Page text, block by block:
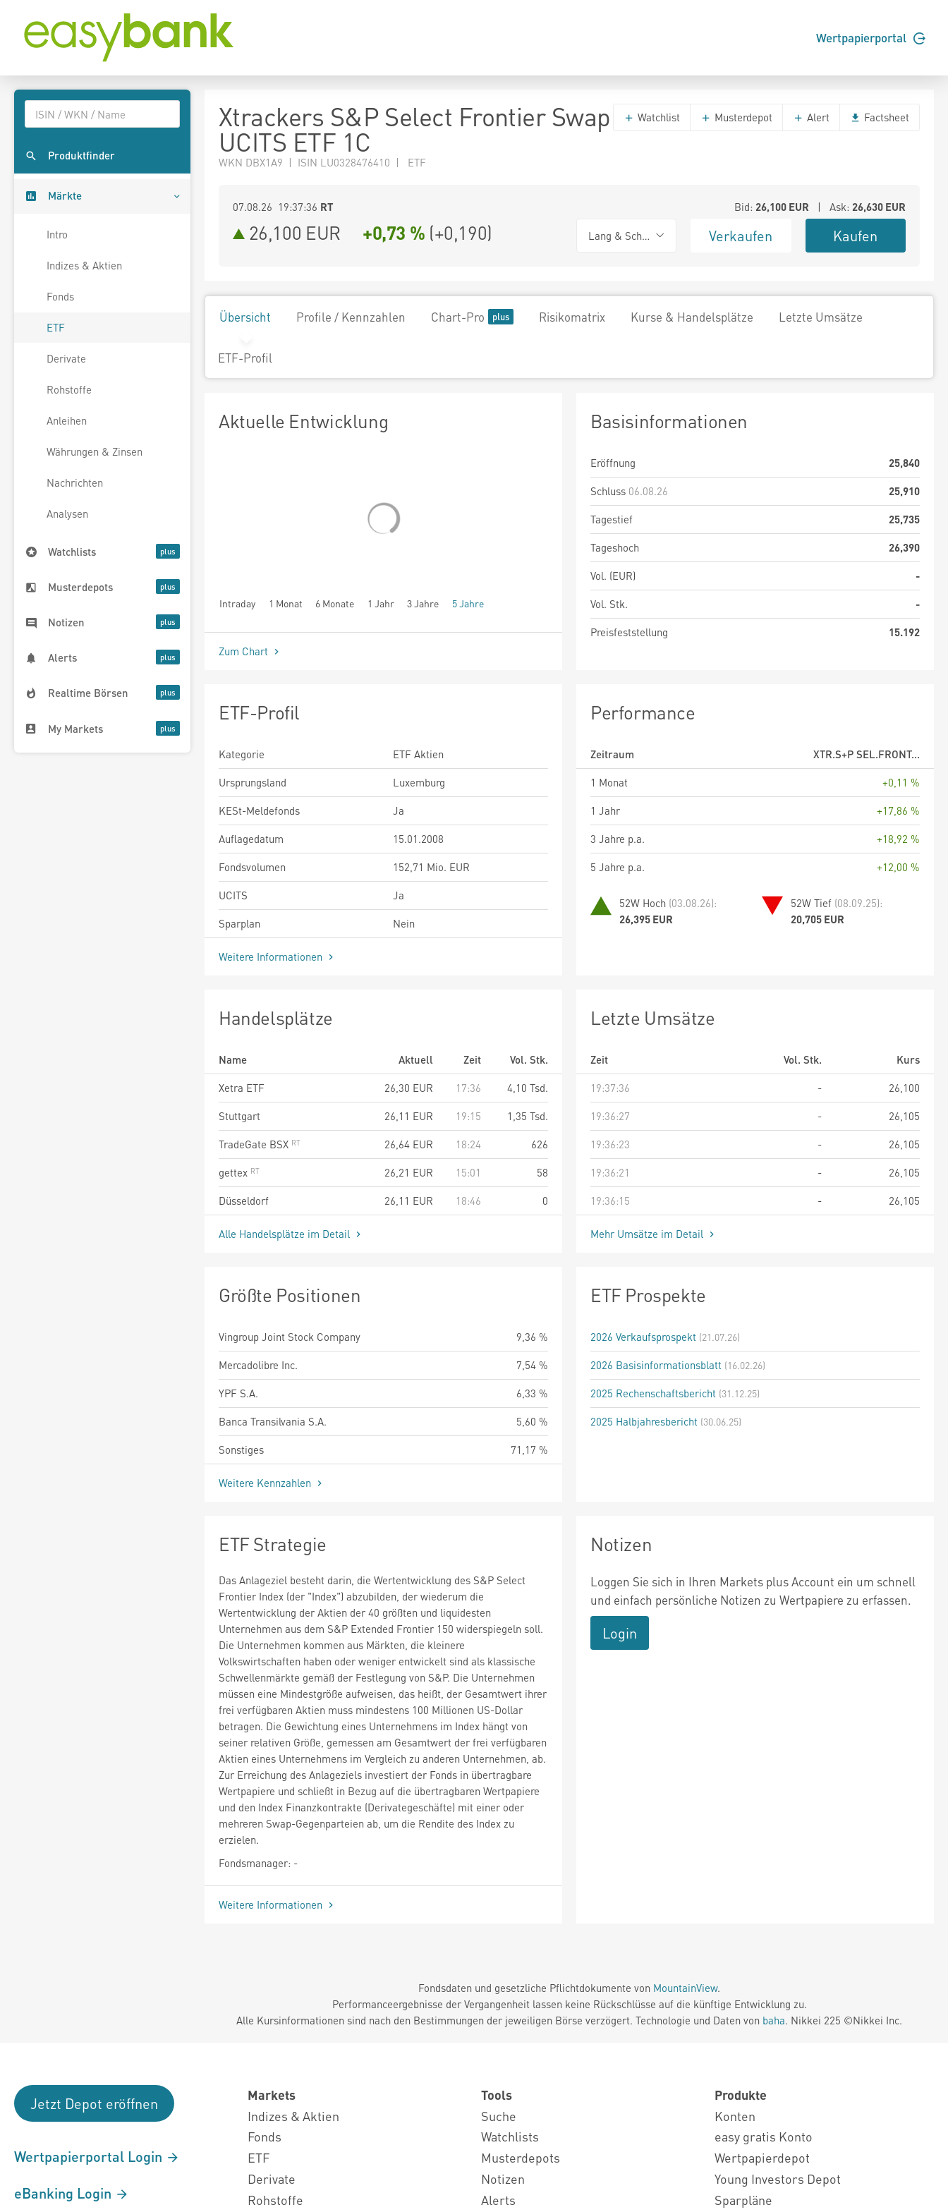
Wertpapierportal
Produktfinder
Märkte
Intro
Indizes & Aktien
Fonds
ETF
Derivate
Rohstoffe
Anleihen
Währungen & Zinsen
Nachrichten
Analysen
Watchlists
Musterdepots
Notizen
Alerts
Realtime Börsen
My Markets
Xtrackers S&P Select Frontier Swap
UCITS ETF 1C
WKN DBX1A9 | ISIN LU0328476410 | ETF
Watchlist Musterdepot Alert Factsheet
07.08.26 19:37:36 RT Bid: 26,100EUR | Ask: 26,630EUR
26,100 EUR +0,73 % (+0,190) Lang & Schwarz Verkaufen Kaufen
Übersicht Profile / Kennzahlen Chart-Pro Risikomatrix Kurse & Handelsplätze Letzte Umsätze
ETF-Profil
Aktuelle Entwicklung
Intraday 1 Monat 6 Monate 1 Jahr 3 Jahre 5 Jahre
seit Beginn
Zum Chart
Basisinformationen
Eröffnung
25,840
Schluss 06.08.26
25,910
Tagestief
25,735
Tageshoch
26,390
Vol. (EUR)
-
Vol. Stk.
-
Preisfeststellung
15.192
ETF-Profil
Kategorie
ETF Aktien
Ursprungsland
Luxemburg
KESt-Meldefonds
Ja
Auflagedatum
15.01.2008
Fondsvolumen
152,71 Mio. EUR
UCITS
Ja
Sparplan
Nein
Weitere Informationen
Performance
Zeitraum
XTR.S+P SEL.FRONT...
1 Monat
+0,11 %
1 Jahr
+17,86 %
3 Jahre p.a.
+18,92 %
5 Jahre p.a.
+12,00 %
52W Hoch (03.08.26):
26,395 EUR
52W Tief (08.09.25):
20,705 EUR
Handelsplätze
Name Aktuell Zeit
Vol. Stk.
Xetra ETF
26,30 EUR 17:36
4,10 Tsd.
Stuttgart
26,11 EUR 19:15
1,35 Tsd.
TradeGate BSX
26,64 EUR 18:24
626
gettex
26,21 EUR 15:01
58
Düsseldorf
26,11 EUR 18:46 0
Alle Handelsplätze im Detail
Letzte Umsätze
Zeit Vol. Stk.
Kurs
19:37:36
-
26,100
19:36:27
-
26,105
19:36:23
-
26,105
19:36:21
-
26,105
19:36:15
- 26,105
Mehr Umsätze im Detail
Größte Positionen
Vingroup Joint Stock Company
9,36 %
Mercadolibre Inc.
7,54 %
YPF S.A.
6,33 %
Banca Transilvania S.A.
5,60 %
Sonstiges
71,17 %
Weitere Kennzahlen
ETF Prospekte
2026 Verkaufsprospekt (21.07.26)
2026 Basisinformationsblatt (16.02.26)
2025 Rechenschaftsbericht (31.12.25)
2025 Halbjahresbericht (30.06.25)
ETF Strategie
Das Anlageziel besteht darin, die Wertentwicklung des S&P Select
Frontier Index (der "Index") abzubilden, der wiederum die
Wertentwicklung der Aktien der 40 größten und liquidesten
Unternehmen aus dem S&P Extended Frontier 150 widerspiegeln soll.
Die Unternehmen kommen aus Märkten, die kleinere
Volkswirtschaften haben oder weniger entwickelt sind als klassische
Schwellenmärkte gemäß der Festlegung von S&P. Die Unternehmen
müssen eine Mindestgröße aufweisen, das heißt, der Gesamtwert ihrer
frei verfügbaren Aktien muss mindestens 100 Millionen US-Dollar
betragen. Die Gewichtung eines Unternehmens im Index hängt von
seiner relativen Größe, gemessen am Gesamtwert der frei verfügbaren
Aktien eines Unternehmens im Vergleich zu anderen Unternehmen, ab.
Zur Erreichung des Anlageziels investiert der Fonds in übertragbare
Wertpapiere und schließt in Bezug auf die übertragbaren Wertpapiere
und den Index Finanzkontrakte (Derivategeschäfte) mit einer oder
mehreren Swap-Gegenparteien ab, um die Rendite des Index zu
erzielen.
Fondsmanager: -
Weitere Informationen
Notizen
Loggen Sie sich in Ihren Markets plus Account ein um schnell
und einfach persönliche Notizen zu Wertpapiere zu erfassen.
Login
Fondsdaten und gesetzliche Pflichtdokumente von MountainView.
Performanceergebnisse der Vergangenheit lassen keine Rückschlüsse auf die künftige Entwicklung zu.
Alle Kursinformationen sind nach den Bestimmungen der jeweiligen Börse verzögert. Technologie und Daten von baha. Nikkei 225 ©Nikkei Inc.
Jetzt Depot eröffnen
Wertpapierportal Login
eBanking Login
Markets
Indizes & Aktien
Fonds
ETF
Derivate
Rohstoffe
Tools
Suche
Watchlists
Musterdepots
Notizen
Alerts
Produkte
Konten
easy gratis Konto
Wertpapierdepot
Young Investors Depot
Sparpläne